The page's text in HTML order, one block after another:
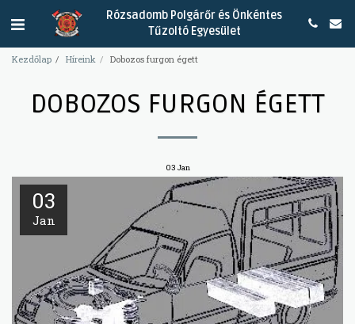
Rózsadomb Polgárőr és Önkéntes
Tűzoltó Egyesület
Kezdőlap Híreink Dobozos furgon égett
DOBOZOS FURGON ÉGETT
03 Jan
03
Jan